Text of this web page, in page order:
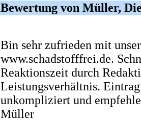
Bewertung von Müller,
Bin sehr zufrieden mit
www.schadstofffrei.de.
Reaktionszeit durch
Leistungsverhältnis.
unkompliziert und
Müller